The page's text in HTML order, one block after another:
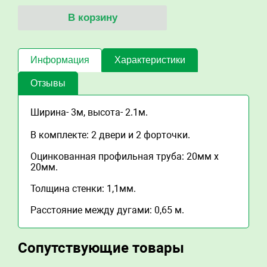
В корзину
Информация Характеристики
Отзывы
Ширина- 3м, высота- 2.1м.
В комплекте: 2 двери и 2 форточки.
Оцинкованная профильная труба: 20мм х
20мм.
Толщина стенки: 1,1мм.
Расстояние между дугами: 0,65 м.
Сопутствующие товары